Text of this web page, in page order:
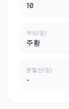
10
색상(앞)
주황
분할선(앞)
-